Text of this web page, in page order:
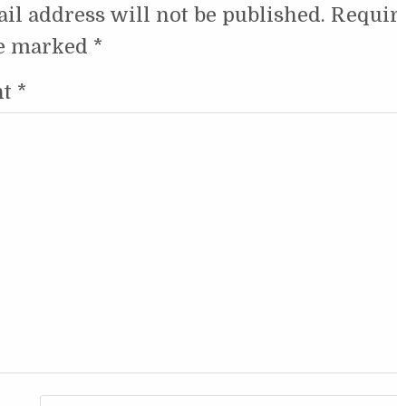
address will not be published.
marked *
*